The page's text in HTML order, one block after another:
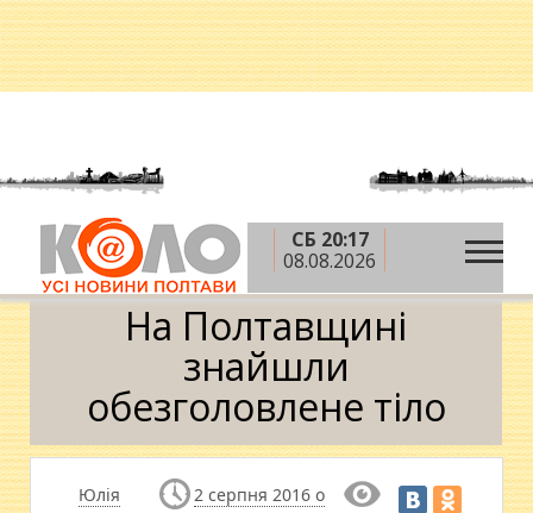
СБ 20:17
08.08.2026
Головна » Новини » Кримінал »
Полтавщині знайшли обезголовлене тіло
На Полтавщині
знайшли
обезголовлене тіло
Юлія
2 серпня 2016 о